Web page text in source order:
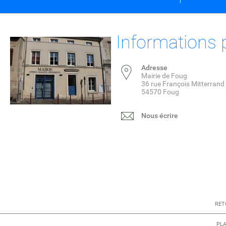
Informations
Adresse
Mairie de Foug
36 rue François Mitterrand
54570 Foug
Nous écrire